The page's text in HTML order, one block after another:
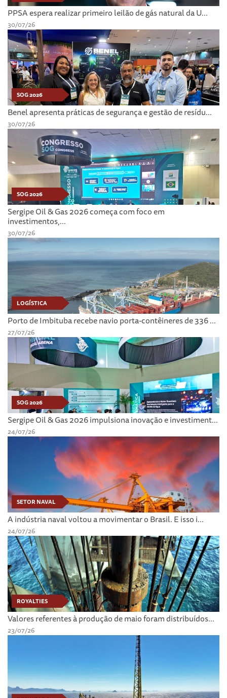
PPSA espera realizar primeiro leilão de gás natural da U...
30/07/26
SOG 2026
Benel apresenta práticas de segurança e gestão de resídu...
30/07/26
SOG 2026
Sergipe Oil & Gas 2026 começa com foco em
investimentos,...
30/07/26
LOGÍSTICA
Porto de Imbituba recebe navio porta-contêineres de 336 ...
27/07/26
SOG 2026
Sergipe Oil & Gas 2026 impulsiona inovação e investiment...
24/07/26
SETOR NAVAL
A indústria naval voltou a movimentar o Brasil. E isso i...
24/07/26
ROYALTIES
Valores referentes à produção de maio foram distribuídos...
23/07/26